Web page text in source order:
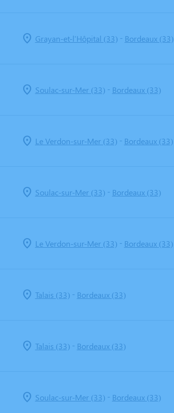
Grayan-et-l'Hôpital (33)- Bordeaux (33)
Soulac-sur-Mer (33)- Bordeaux (33)
Le Verdon-sur-Mer (33)- Bordeaux (33)
Soulac-sur-Mer (33)- Bordeaux (33)
Le Verdon-sur-Mer (33)- Bordeaux (33)
Talais (33)- Bordeaux (33)
Talais (33)- Bordeaux (33)
Soulac-sur-Mer (33)- Bordeaux (33)